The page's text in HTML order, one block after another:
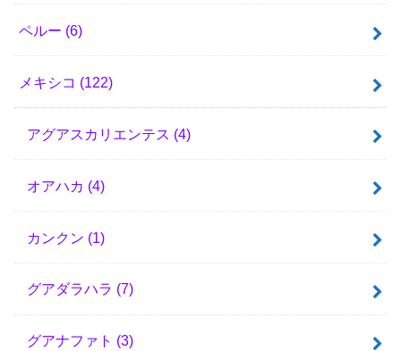
ペルー (6)
メキシコ (122)
アグアスカリエンテス (4)
オアハカ (4)
カンクン (1)
グアダラハラ (7)
グアナファト (3)